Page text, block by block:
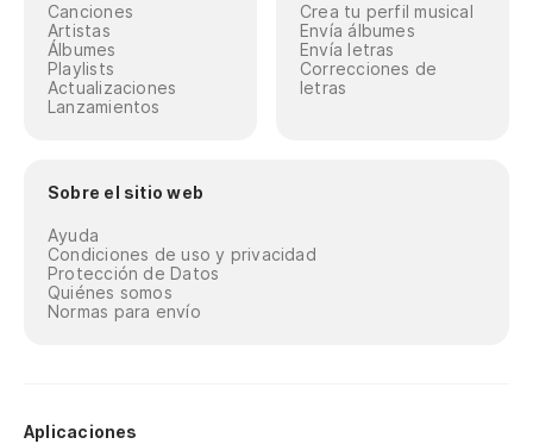
Canciones
Artistas
Álbumes
Playlists
Actualizaciones
Lanzamientos
Crea tu perfil musical
Envía álbumes
Envía letras
Correcciones de
letras
Sobre el sitio web
Ayuda
Condiciones de uso y privacidad
Protección de Datos
Quiénes somos
Normas para envío
Aplicaciones